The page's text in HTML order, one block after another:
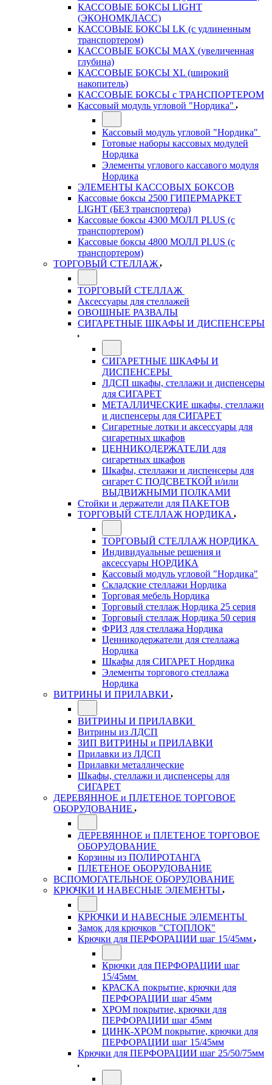
КАССОВЫЕ БОКСЫ LIGHT
(ЭКОНОМКЛАСС)
КАССОВЫЕ БОКСЫ LK (с удлиненным
транспортером)
КАССОВЫЕ БОКСЫ MAX (увеличенная
глубина)
КАССОВЫЕ БОКСЫ XL (широкий
накопитель)
КАССОВЫЕ БОКСЫ с ТРАНСПОРТЕРОМ
Кассовый модуль угловой "Нордика"
Кассовый модуль угловой "Нордика"
Готовые наборы кассовых модулей
Нордика
Элементы углового кассавого модуля
Нордика
ЭЛЕМЕНТЫ КАССОВЫХ БОКСОВ
Кассовые боксы 2500 ГИПЕРМАРКЕТ
LIGHT (БЕЗ транспортера)
Кассовые боксы 4300 МОЛЛ PLUS (с
транспортером)
Кассовые боксы 4800 МОЛЛ PLUS (с
транспортером)
ТОРГОВЫЙ СТЕЛЛАЖ
ТОРГОВЫЙ СТЕЛЛАЖ
Аксессуары для стеллажей
ОВОЩНЫЕ РАЗВАЛЫ
СИГАРЕТНЫЕ ШКАФЫ И ДИСПЕНСЕРЫ
СИГАРЕТНЫЕ ШКАФЫ И
ДИСПЕНСЕРЫ
ЛДСП шкафы, стеллажи и диспенсеры
для СИГАРЕТ
МЕТАЛЛИЧЕСКИЕ шкафы, стеллажи
и диспенсеры для СИГАРЕТ
Сигаретные лотки и аксессуары для
сигаретных шкафов
ЦЕННИКОДЕРЖАТЕЛИ для
сигаретных шкафов
Шкафы, стеллажи и диспенсеры для
сигарет С ПОДСВЕТКОЙ и/или
ВЫДВИЖНЫМИ ПОЛКАМИ
Стойки и держатели для ПАКЕТОВ
ТОРГОВЫЙ СТЕЛЛАЖ НОРДИКА
ТОРГОВЫЙ СТЕЛЛАЖ НОРДИКА
Индивидуальные решения и
аксессуары НОРДИКА
Кассовый модуль угловой "Нордика"
Складские стеллажи Нордика
Торговая мебель Нордика
Торговый стеллаж Нордика 25 серия
Торговый стеллаж Нордика 50 серия
ФРИЗ для стеллажа Нордика
Ценникодержатели для стеллажа
Нордика
Шкафы для СИГАРЕТ Нордика
Элементы торгового стеллажа
Нордика
ВИТРИНЫ И ПРИЛАВКИ
ВИТРИНЫ И ПРИЛАВКИ
Витрины из ЛДСП
ЗИП ВИТРИНЫ и ПРИЛАВКИ
Прилавки из ЛДСП
Прилавки металлические
Шкафы, стеллажи и диспенсеры для
СИГАРЕТ
ДЕРЕВЯННОЕ и ПЛЕТЕНОЕ ТОРГОВОЕ
ОБОРУДОВАНИЕ
ДЕРЕВЯННОЕ и ПЛЕТЕНОЕ ТОРГОВОЕ
ОБОРУДОВАНИЕ
Корзины из ПОЛИРОТАНГА
ПЛЕТЕНОЕ ОБОРУДОВАНИЕ
ВСПОМОГАТЕЛЬНОЕ ОБОРУДОВАНИЕ
КРЮЧКИ И НАВЕСНЫЕ ЭЛЕМЕНТЫ
КРЮЧКИ И НАВЕСНЫЕ ЭЛЕМЕНТЫ
Замок для крючков "СТОПЛОК"
Крючки для ПЕРФОРАЦИИ шаг 15/45мм
Крючки для ПЕРФОРАЦИИ шаг
15/45мм
КРАСКА покрытие, крючки для
ПЕРФОРАЦИИ шаг 45мм
ХРОМ покрытие, крючки для
ПЕРФОРАЦИИ шаг 45мм
ЦИНК-ХРОМ покрытие, крючки для
ПЕРФОРАЦИИ шаг 15/45мм
Крючки для ПЕРФОРАЦИИ шаг 25/50/75мм